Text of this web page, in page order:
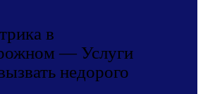
в
— Услуги
недорого